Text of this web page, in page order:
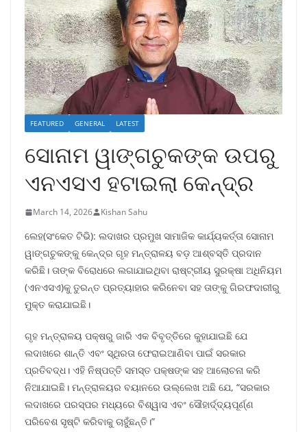
FEATURED GENERAL LATEST
ସୋନାମ ୱାଙ୍ଗଚୁକଙ୍କ ଉପରୁ
ଏନଏସଏ ହଟାଇଲା କେନ୍ଦ୍ର
March 14, 2026 Kishan Sahu
ଲେହ(ସଂକେତ ଟିଭି): ଲଦାଖର ପ୍ରମୁଖ ସାମାଜିକ କାର୍ଯ୍ୟକର୍ତ୍ତା ସୋନାମ
ୱାଙ୍ଗଚୁକଙ୍କୁ କେନ୍ଦ୍ର ଗୃହ ମନ୍ତ୍ରାଳୟ ବଡ଼ ଆଶ୍ବସ୍ତି ପ୍ରଦାନ
କରିଛି। ତାଙ୍କ ବିରୋଧରେ ଲଗାଯାଇଥିବା ରାଷ୍ଟ୍ରୀୟ ସୁରକ୍ଷା ଅଧିନିୟମ
(ଏନଏସଏ)କୁ ତୁରନ୍ତ ପ୍ରତ୍ୟାହାର କରିନେବା ସହ ତାଙ୍କୁ ଗିରଫଦାରୀରୁ
ମୁକ୍ତ କରାଯାଇଛି।
ଗୃହ ମନ୍ତ୍ରାଳୟ ପକ୍ଷରୁ ଜାରି ଏକ ବିବୃତ୍ତିରେ କୁହାଯାଇଛି ଯେ
ଲଦାଖରେ ଶାନ୍ତି ଏବଂ ସ୍ଥିରତା ଫେରାଇଆଣିବା ପାଇଁ ସରକାର
ପ୍ରତିବଦ୍ଧ। ଏହି ନିଷ୍ପତ୍ତି ସମସ୍ତ ପକ୍ଷଙ୍କ ସହ ଆଲୋଚନା କରି
ନିଆଯାଇଛି। ମନ୍ତ୍ରାଳୟର ବୟାନରେ ଉଲ୍ଲେଖ ଅଛି ଯେ, “ସରକାର
ଲଦାଖରେ ପରସ୍ପର ମଧ୍ୟରେ ବିଶ୍ୱାସ ଏବଂ ସୌହାର୍ଦ୍ଦ୍ୟପୂର୍ଣ୍ଣ
ପରିବେଶ ସୃଷ୍ଟି କରିବାକୁ ଚାହୁଁଛନ୍ତି।”